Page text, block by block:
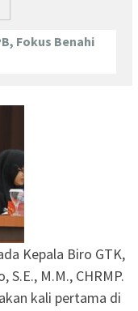
Fokus Benahi
Kepala Biro GTK,
M.M., CHRMP.
kali pertama di